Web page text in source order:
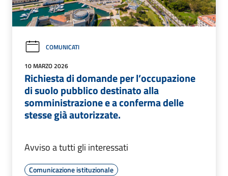
COMUNICATI
10 MARZO 2026
Richiesta di domande per l’occupazione
di suolo pubblico destinato alla
somministrazione e a conferma delle
stesse già autorizzate.
Avviso a tutti gli interessati
Comunicazione istituzionale